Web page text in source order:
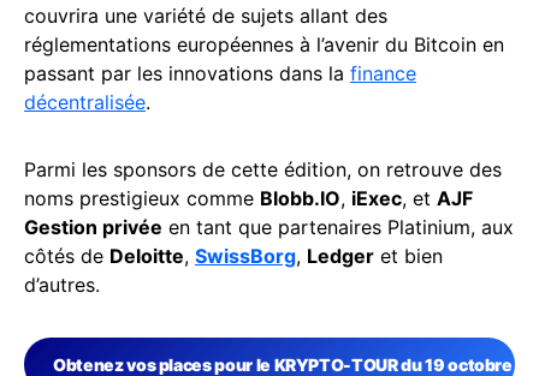
couvrira une variété de sujets allant des
réglementations européennes à l’avenir du Bitcoin en
passant par les innovations dans la finance
décentralisée.
Parmi les sponsors de cette édition, on retrouve des
noms prestigieux comme Blobb.IO, iExec, et AJF
Gestion privée en tant que partenaires Platinium, aux
côtés de Deloitte, SwissBorg, Ledger et bien
d’autres.
Obtenez vos places pour le KRYPTO-TOUR du 19 octobre